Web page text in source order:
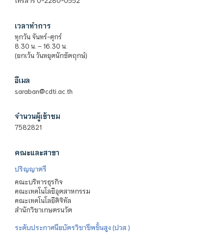
เวลาทำการ
ทุกวัน จันทร์-ศุกร์
8.30 น. – 16.30 น.
(ยกเว้น วันหยุดนักขัตฤกษ์)
อีเมล
saraban@cdti.ac.th
จำนวนผู้เข้าชม
7582821
คณะและสาขา
ปริญญาตรี
คณะบริหารธุรกิจ
คณะเทคโนโลยีอุตสาหกรรม
คณะเทคโนโลยีดิจิทัล
สำนักวิชาเกษตรนวัต
ระดับประกาศนียบัตรวิชาชีพชั้นสูง (ปวส.)